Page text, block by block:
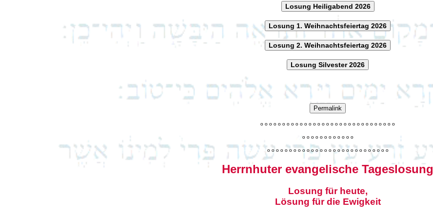
Losung Heiligabend 2026
Losung 1. Weihnachtsfeiertag 2026
Losung 2. Weihnachtsfeiertag 2026
Losung Silvester 2026
Permalink
o o o o o o o o o o o o o o o o o o o o o o o o o o o o o o o
o o o o o o o o o o o o
o o o o o o o o o o o o o o o o o o o o o o o o o o o o
Herrnhuter evangelische Tageslosung
Losung für heute,
Lösung für die Ewigkeit